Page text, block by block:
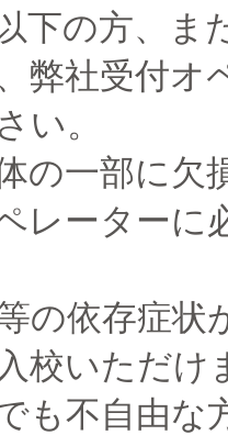
下の方、ま
弊社受付
い。
の一部に欠
レーターに
の依存症状
校いただけ
も不自由な